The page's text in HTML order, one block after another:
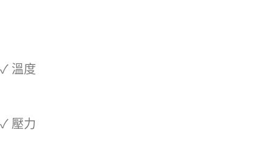
✓ 溫度
✓ 壓力